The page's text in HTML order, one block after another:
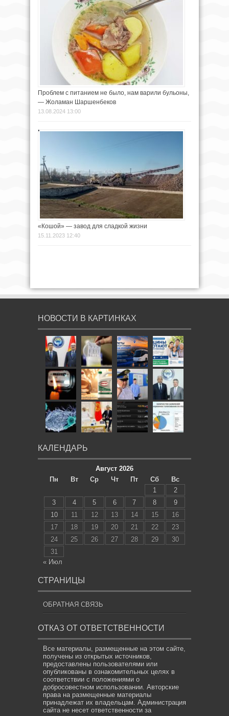
Проблем с питанием не было, нам варили бульоны,
— Жоламан Шаршенбеков
13.08.2024 13:00
«Кошой» — завод для сладкой жизни
15.11.2023 12:40
НОВОСТИ В КАРТИНКАХ
КАЛЕНДАРЬ
Август 2026
Пн
Вт Ср Чт Пт Сб
Вс
1
2
3
4 5 6 7 8
9
10
11 12 13 14 15
16
17
18 19 20 21 22
23
24
25 26 27 28 29
30
31
« Июл
СТРАНИЦЫ
ОБРАТНАЯ СВЯЗЬ
ОТКАЗ ОТ ОТВЕТСТВЕННОСТИ
Все материалы, размещенные на этом сайте,
получены из открытых источников,
предоставлены пользователями или
опубликованы в ознакомительных целях в
соответствии с положениями о
добросовестном использовании. Авторские
права на размещенные материалы
принадлежат их владельцам. Администрация
сайта не несет ответственности за